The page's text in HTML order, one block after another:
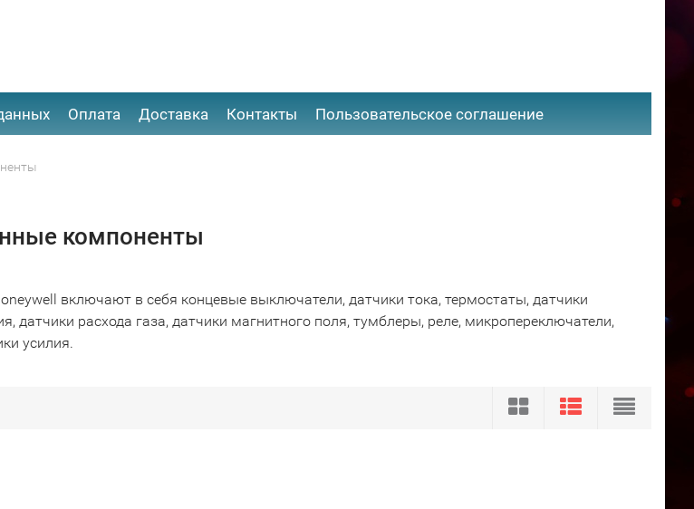
Оплата Доставка Контакты ​Пользовательское соглашение
компоненты
включают в себя концевые выключатели, датчики тока, термостаты, датчики
датчики расхода газа, датчики магнитного поля, тумблеры, реле, микропереключатели,
усилия.